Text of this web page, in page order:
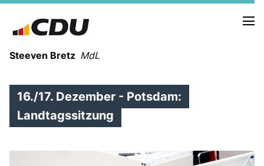
Steeven Bretz MdL
WAHLKREISBESUCHE
16./17. Dezember - Potsdam:
Landtagssitzung